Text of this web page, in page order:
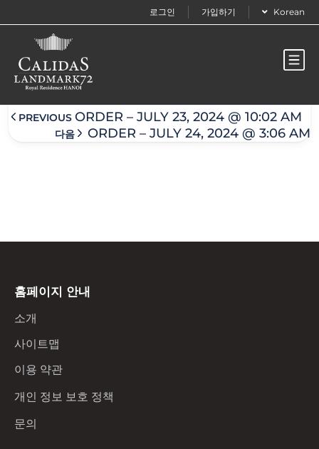
로그인 가입하기 Korean
Order – July 23, 2024 @ 10:04 am
PREVIOUS ORDER – JULY 23, 2024 @ 10:02 AM
다음 ORDER – JULY 24, 2024 @ 3:06 AM
홈페이지 안내
소개
사이트맵
이용 약관
개인 정보 보호 정책
문의